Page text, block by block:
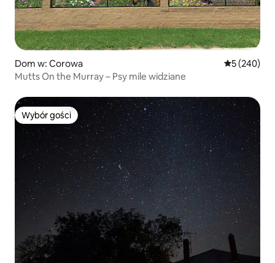
Dom w: Corowa Średnia
5 (240)
Mutts On the Murray – Psy mile widziane
Wybór gości
Wybór gości